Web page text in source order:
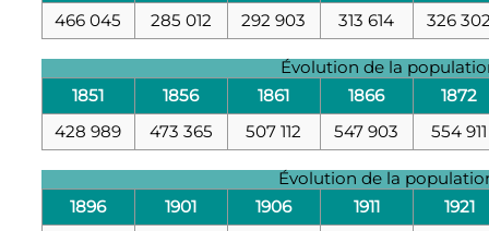
466 045
285 012 292 903 313 614 326
Évolution de la
1851
1856 1861 1866
1872
428 989
473 365 507 112 547 903 554 911
Évolution de la
1896
1901 1906 1911
1921